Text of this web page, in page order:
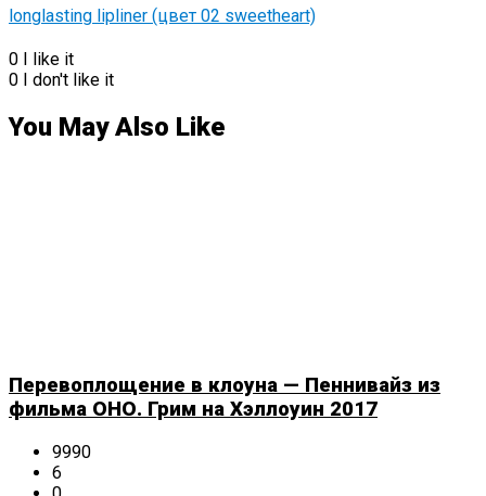
0 I like it
0 I don't like it
You May Also Like
Перевоплощение в клоуна — Пеннивайз из
фильма ОНО. Грим на Хэллоуин 2017
9990
6